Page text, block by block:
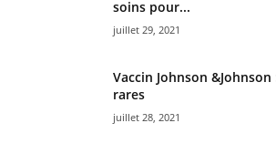
soins pour...
juillet 29, 2021
Vaccin Johnson
rares
juillet 28, 2021